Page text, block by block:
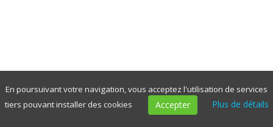
En poursuivant votre navigation, vous acceptez l'utilisation de services
tiers pouvant installer des cookies
Accepter Plus de détails